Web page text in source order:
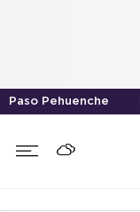
Paso Pehuenche